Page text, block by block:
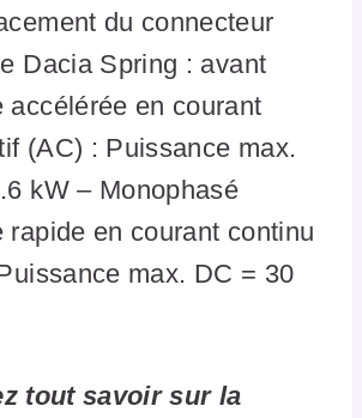
du connecteur
Dacia Spring : avant
accélérée en courant
(AC) : Puissance max.
kW – Monophasé
rapide en courant continu
max. DC = 30
tout savoir sur la